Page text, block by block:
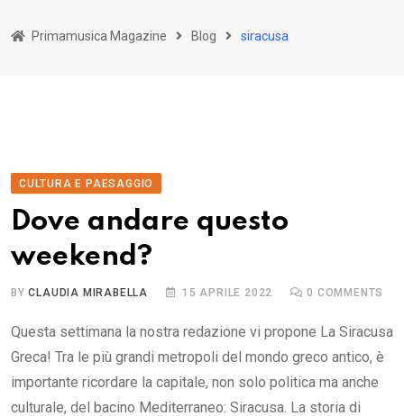
Primamusica Magazine Blog siracusa
CULTURA E PAESAGGIO
Dove andare questo
weekend?
BYCLAUDIA MIRABELLA 15 APRILE 2022 0 COMMENTS
Questa settimana la nostra redazione vi propone La Siracusa
Greca! Tra le più grandi metropoli del mondo greco antico, è
importante ricordare la capitale, non solo politica ma anche
culturale, del bacino Mediterraneo: Siracusa. La storia di